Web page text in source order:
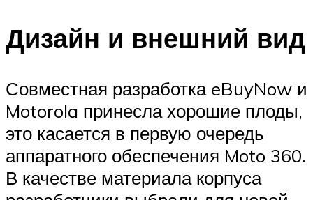
Дизайн и внешний вид
Совместная разработка eBuyNow и
Motorola принесла хорошие плоды,
это касается в первую очередь
аппаратного обеспечения Moto 360.
В качестве материала корпуса